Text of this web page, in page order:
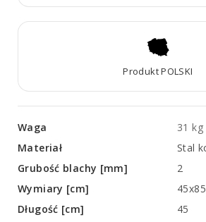
Produkt POLSKI
Waga
31 kg
Materiał
Stal
Grubość blachy [mm]
2
Wymiary [cm]
Długość [cm]
45